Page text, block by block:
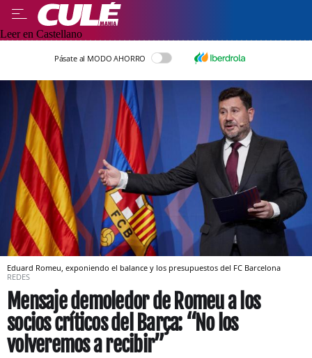
Leer en Castellano
Pásate al MODO AHORRO
Eduard Romeu, exponiendo el balance y los presupuestos del FC Barcelona
REDES
Mensaje demoledor de Romeu a los
socios críticos del Barça: “No los
volveremos a recibir”